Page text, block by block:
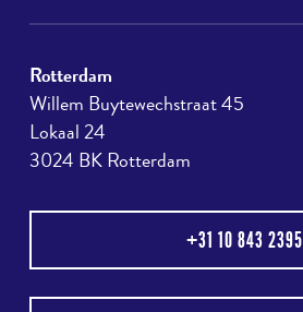
Rotterdam
Willem Buytewechstraat 45
Lokaal 24
3024 BK Rotterdam
+31 10 843 2395